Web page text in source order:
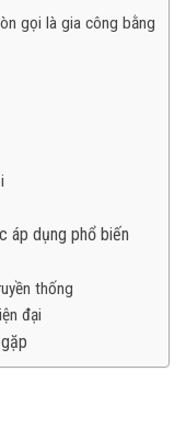
gọi là gia công bằng
áp dụng phổ biến
thống
đại